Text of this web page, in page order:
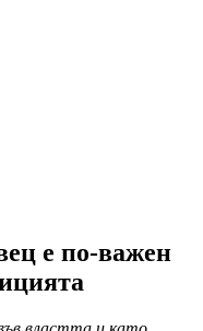
е по-важен